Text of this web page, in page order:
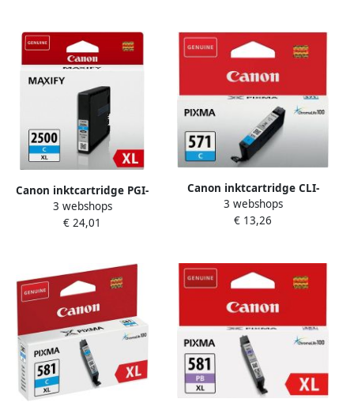
Canon inktcartridge PGI-
2500XL 1.760
pagina&apos;s OEM
3 webshops
€ 24,01
Canon inktcartridge CLI-
571C 173 foto&apos;s OEM
0386C00 cyaan
3 webshops
€ 13,26